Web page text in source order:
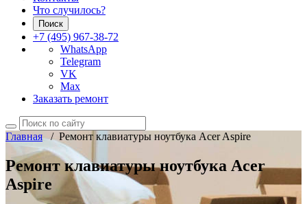
Что случилось?
Поиск
+7 (495) 967-38-72
WhatsApp
Telegram
VK
Max
Заказать ремонт
Главная/ Ремонт клавиатуры ноутбука Acer Aspire
Ремонт клавиатуры ноутбука Acer
Aspire